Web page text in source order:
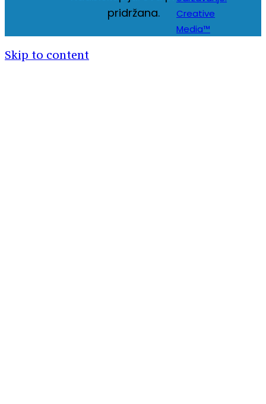
pridržana.
Creative
Media™
Skip to content